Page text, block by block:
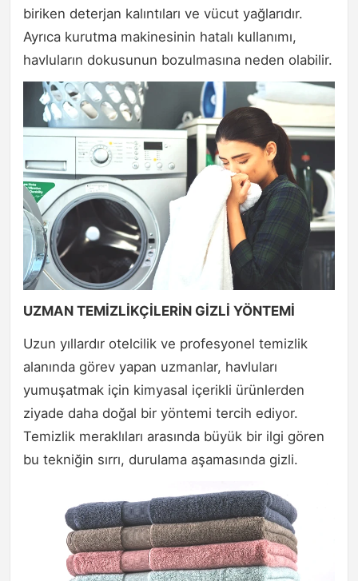
biriken deterjan kalıntıları ve vücut yağlarıdır.
Ayrıca kurutma makinesinin hatalı kullanımı,
havluların dokusunun bozulmasına neden olabilir.
UZMAN TEMİZLİKÇİLERİN GİZLİ YÖNTEMİ
Uzun yıllardır otelcilik ve profesyonel temizlik
alanında görev yapan uzmanlar, havluları
yumuşatmak için kimyasal içerikli ürünlerden
ziyade daha doğal bir yöntemi tercih ediyor.
Temizlik meraklıları arasında büyük bir ilgi gören
bu tekniğin sırrı, durulama aşamasında gizli.